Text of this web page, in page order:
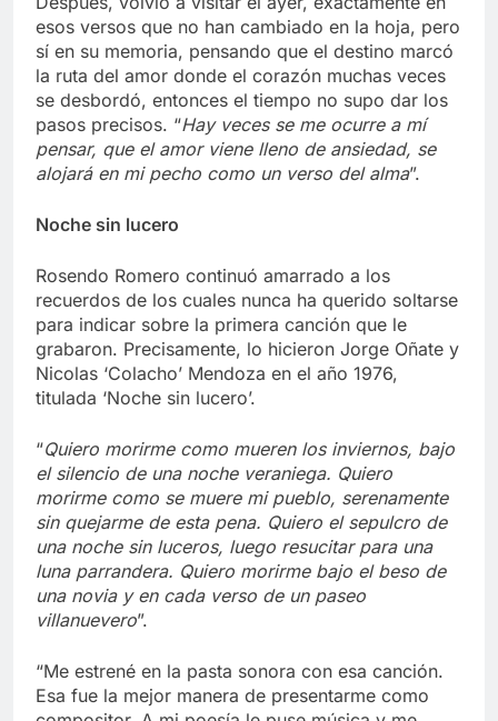
esos versos que no han cambiado en la hoja, pero
sí en su memoria, pensando que el destino marcó
la ruta del amor donde el corazón muchas veces
se desbordó, entonces el tiempo no supo dar los
pasos precisos. “Hay veces se me ocurre a mí
pensar, que el amor viene lleno de ansiedad, se
alojará en mi pecho como un verso del alma”.
Noche sin lucero
Rosendo Romero continuó amarrado a los
recuerdos de los cuales nunca ha querido soltarse
para indicar sobre la primera canción que le
grabaron. Precisamente, lo hicieron Jorge Oñate y
Nicolas ‘Colacho’ Mendoza en el año 1976,
titulada ‘Noche sin lucero’.
“Quiero morirme como mueren los inviernos, bajo
el silencio de una noche veraniega. Quiero
morirme como se muere mi pueblo, serenamente
sin quejarme de esta pena. Quiero el sepulcro de
una noche sin luceros, luego resucitar para una
luna parrandera. Quiero morirme bajo el beso de
una novia y en cada verso de un paseo
villanuevero”.
“Me estrené en la pasta sonora con esa canción.
Esa fue la mejor manera de presentarme como